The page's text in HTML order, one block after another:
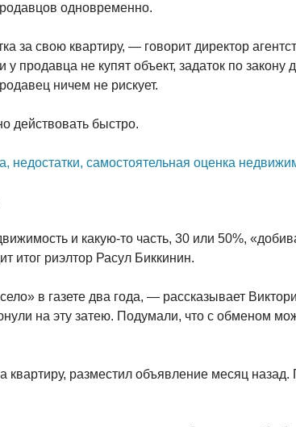
одновременно.
за свою квартиру, — говорит директор
продавца не купят объект, задаток по
ничем не рискует.
действовать быстро.
недостатки, самостоятельная оценка
и какую-то часть, 30 или 50%,
итог риэлтор Расул Биккинин.
в газете два года, — рассказывает
на эту затею. Подумали, что с обменом
разместил объявление месяц